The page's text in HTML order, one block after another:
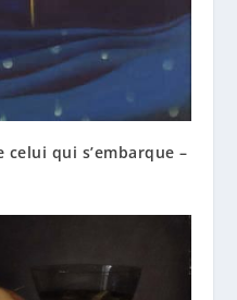
qui s’embarque –